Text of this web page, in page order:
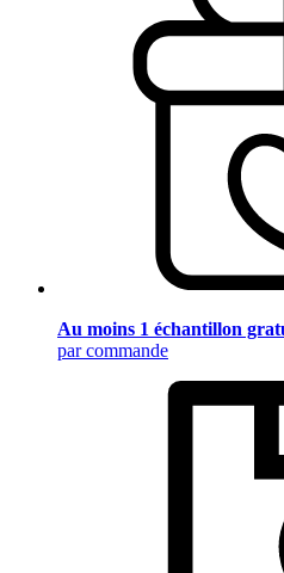
Au moins 1 échantillon
par commande